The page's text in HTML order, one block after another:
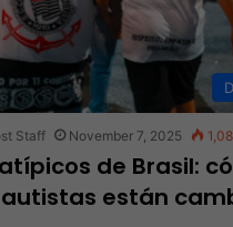
Staff November 7, 2025
de Brasil:
están